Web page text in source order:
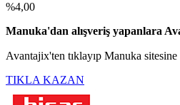
%4,00
Manuka'dan alışveriş yapanlara
Avantajix'ten tıklayıp Manuka sitesine
TIKLA KAZAN